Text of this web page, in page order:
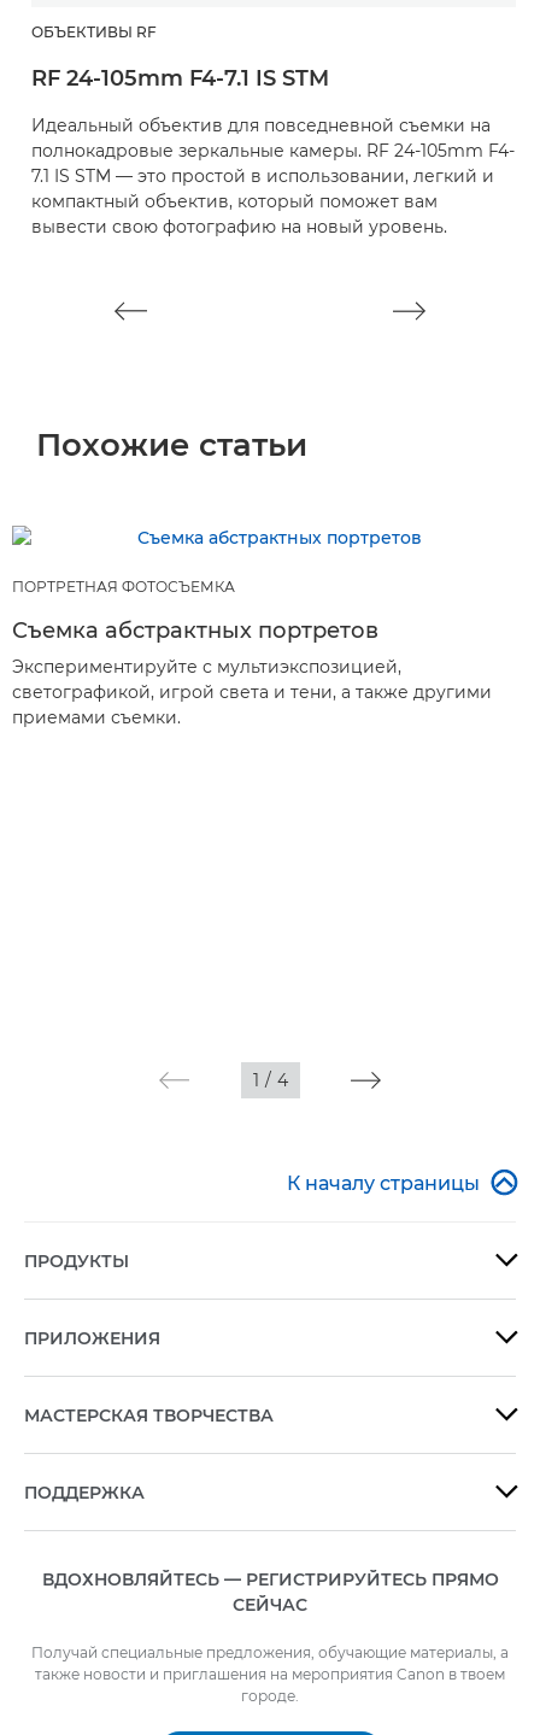
ОБЪЕКТИВЫ RF
RF 24-105mm F4-7.1 IS STM
Идеальный объектив для повседневной съемки на
полнокадровые зеркальные камеры. RF 24-105mm F4-
7.1 IS STM — это простой в использовании, легкий и
компактный объектив, который поможет вам
вывести свою фотографию на новый уровень.
Похожие статьи
ПОРТРЕТНАЯ ФОТОСЪЕМКА
Съемка абстрактных портретов
Экспериментируйте с мультиэкспозицией,
светографикой, игрой света и тени, а также другими
приемами съемки.
1 / 4
К началу страницы 
ПРОДУКТЫ 
ПРИЛОЖЕНИЯ 
МАСТЕРСКАЯ ТВОРЧЕСТВА 
ПОДДЕРЖКА 
ВДОХНОВЛЯЙТЕСЬ — РЕГИСТРИРУЙТЕСЬ ПРЯМО
СЕЙЧАС
Получай специальные предложения, обучающие материалы, а
также новости и приглашения на мероприятия Canon в твоем
городе.